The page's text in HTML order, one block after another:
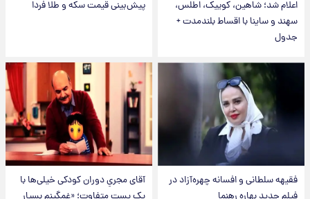
اعلام شد؛ شاهین، کوییک، اطلس،
سهند و ساینا با اقساط بلندمدت +
جدول
پیش‌بینی قیمت سکه و طلا فردا
فقیهه سلطانی و افسانه چهره‌آزاد در
آقای مجریِ دوران کودکی خیلی‌ها با